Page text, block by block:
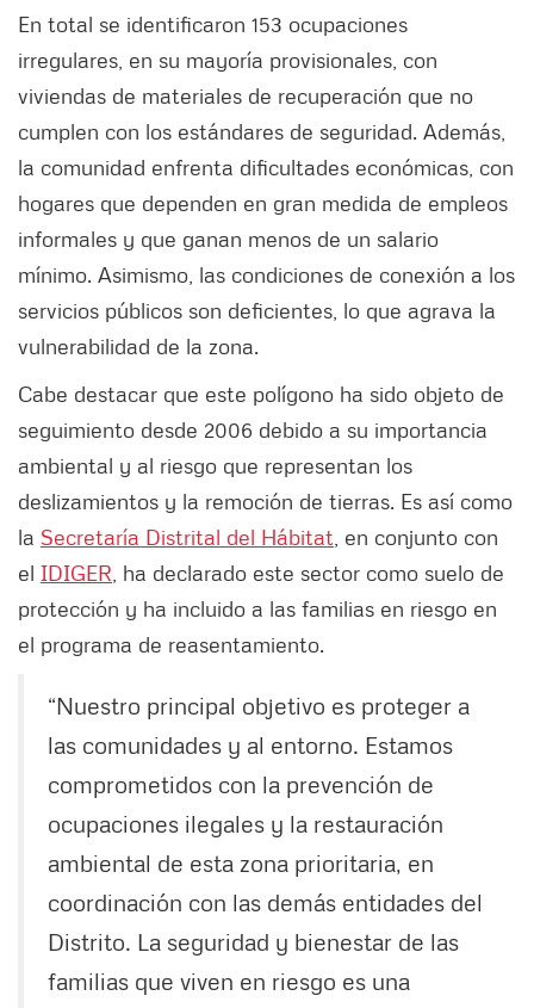
En total se identificaron 153 ocupaciones
irregulares, en su mayoría provisionales, con
viviendas de materiales de recuperación que no
cumplen con los estándares de seguridad. Además,
la comunidad enfrenta dificultades económicas, con
hogares que dependen en gran medida de empleos
informales y que ganan menos de un salario
mínimo. Asimismo, las condiciones de conexión a los
servicios públicos son deficientes, lo que agrava la
vulnerabilidad de la zona.
Cabe destacar que este polígono ha sido objeto de
seguimiento desde 2006 debido a su importancia
ambiental y al riesgo que representan los
deslizamientos y la remoción de tierras. Es así como
la Secretaría Distrital del Hábitat , en conjunto con
el IDIGER , ha declarado este sector como suelo de
protección y ha incluido a las familias en riesgo en
el programa de reasentamiento.
“Nuestro principal objetivo es proteger a
las comunidades y al entorno. Estamos
comprometidos con la prevención de
ocupaciones ilegales y la restauración
ambiental de esta zona prioritaria, en
coordinación con las demás entidades del
Distrito. La seguridad y bienestar de las
familias que viven en riesgo es una